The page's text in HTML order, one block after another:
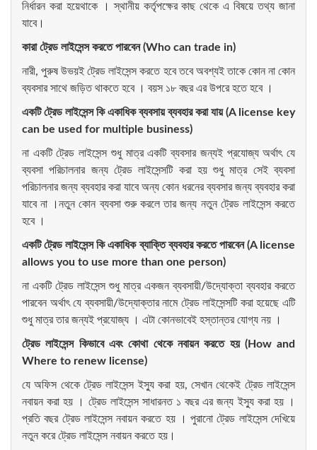
নির্ধারন করা হয়েথাকে । স্থানীয় কর্তৃপক্ষের কাছ থেকে এ বিষয়ে তথ্য জানা
যাবে।
কারা ট্রেড লাইসেন্স করতে পারবেন(Who can trade in)
নারী, পুরুষ উভয়ই ট্রেড লাইসেন্স করতে হবে তবে অবশ্যই তাকে কোন না কোন
ব্যবসার সাথে জড়িত থাকতে হবে । বয়স ১৮ বছর এর উপরে হতে হবে ।
একটি ট্রেড লাইসেন্স কি একাধিক ব্যবসায় ব্যবহার করা যায়(A license key
can be used for multiple business)
না একটি ট্রেড লাইসেন্স শুধু মাত্র একটি ব্যবসার জন্যই প্রযোজ্য অর্থাৎ যে
ব্যবসা পরিচালনার জন্য ট্রেড লাইসেন্সটি করা হয় শুধু মাত্র সেই ব্যবসা
পরিচালনার জন্য ব্যবহার করা যাবে অন্য কোন ধরনের ব্যবসার জন্য ব্যবহার করা
যাবে না ।নতুন কোন ব্যবসা শুরু করলে তার জন্য নতুন ট্রেড লাইসেন্স করতে
হবে ।
একটি ট্রেড লাইসেন্স কি একাধিক ব্যাক্তি ব্যবহার করতে পারবেন(A license
allows you to use more than one person)
না একটি ট্রেড লাইসেন্স শুধু মাত্র একজন ব্যবসায়ী/উদ্যোক্তা ব্যবহার করতে
পারবেন অর্থাৎ যে ব্যবসায়ী/উদ্যোক্তার নামে ট্রেড লাইসেন্সটি করা হয়েছে এটি
শুধু মাত্র তার জন্যই প্রযোজ্য । এটা কোনভাবেই হস্তান্তর যোগ্য নয় ।
ট্রেড লাইসেন্স কিভাবে এবং কোথা থেকে নবায়ন করতে হয়(How and
Where to renew license)
যে অফিস থেকে ট্রেড লাইসেন্স ইস্যু করা হয়, সেখান থেকেই ট্রেড লাইসেন্স
নবায়ন করা হয় । ট্রেড লাইসেন্স সাধারনত ১ বছর এর জন্য ইস্যু করা হয় ।
প্রতি বছর ট্রেড লাইসেন্স নবায়ন করতে হয় । পুরানো ট্রেড লাইসেন্স দেখিয়ে
নতুন করে ট্রেড লাইসেন্স নবায়ন করতে হয়।